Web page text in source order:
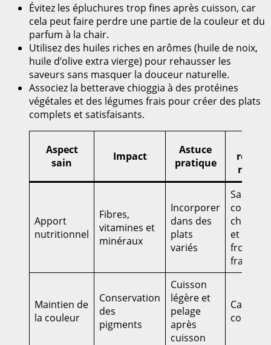
Évitez les épluchures trop fines après cuisson, car
cela peut faire perdre une partie de la couleur et du
parfum à la chair.
Utilisez des huiles riches en arômes (huile de noix,
huile d’olive extra vierge) pour rehausser les
saveurs sans masquer la douceur naturelle.
Associez la betterave chioggia à des protéines
végétales et des légumes frais pour créer des plats
complets et satisfaisants.
Aspect
sain
Impact
Astuce
pratique
recette
rapide
Apport
nutritionnel
Fibres,
vitamines et
minéraux
Incorporer
dans des
plats
variés
Salade
chioggia
et
fromage
frais
Maintien de
la couleur
Conservation
des
pigments
Cuisson
légère et
pelage
après
cuisson
coloré